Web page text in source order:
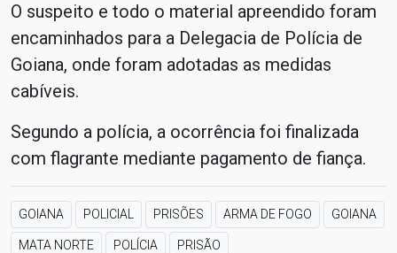
O suspeito e todo o material apreendido foram
encaminhados para a Delegacia de Polícia de
Goiana, onde foram adotadas as medidas
cabíveis.
Segundo a polícia, a ocorrência foi finalizada
com flagrante mediante pagamento de fiança.
GOIANA POLICIAL PRISÕES ARMA DE FOGO GOIANA
MATA NORTE POLÍCIA PRISÃO